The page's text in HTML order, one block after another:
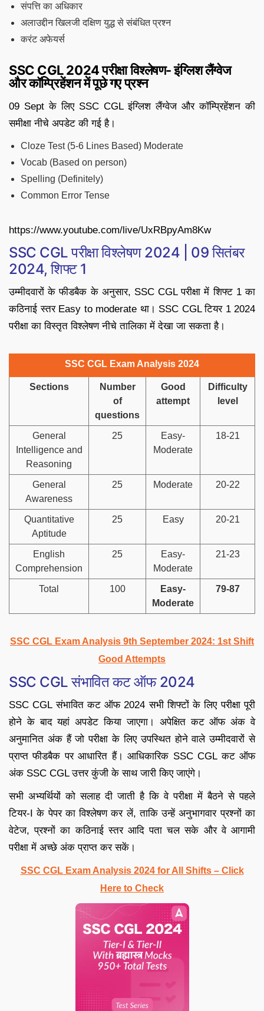
संपत्ति का अधिकार
अलाउद्दीन खिलजी दक्षिण युद्ध से संबंधित प्रश्न
करंट अफेयर्स
SSC CGL 2024 परीक्षा विश्लेषण- इंग्लिश लैंग्वेज
और कॉम्प्रिहेंशन में पूछे गए प्रश्न
09 Sept के लिए SSC CGL इंग्लिश लैंग्वेज और कॉम्प्रिहेंशन की
समीक्षा नीचे अपडेट की गई है।
Cloze Test (5-6 Lines Based) Moderate
Vocab (Based on person)
Spelling (Definitely)
Common Error Tense
https://www.youtube.com/live/UxRBpyAm8Kw
SSC CGL परीक्षा विश्लेषण 2024 | 09 सितंबर
2024, शिफ्ट 1
उम्मीदवारों के फीडबैक के अनुसार, SSC CGL परीक्षा में शिफ्ट 1 का
कठिनाई स्तर Easy to moderate था। SSC CGL टियर 1 2024
परीक्षा का विस्तृत विश्लेषण नीचे तालिका में देखा जा सकता है।
SSC CGL Exam Analysis 2024
Sections
Number
of
questions
Good
attempt
Difficulty
level
General
Intelligence and
Reasoning
25
Easy-
Moderate
18-21
General
Awareness
25 Moderate 20-22
Quantitative
Aptitude
25 Easy 20-21
English
Comprehension
25
Easy-
Moderate
21-23
Total 100
Easy-
Moderate
79-87
SSC CGL Exam Analysis 9th September 2024: 1st Shift
Good Attempts
SSC CGL संभावित कट ऑफ 2024
SSC CGL संभावित कट ऑफ 2024 सभी शिफ्टों के लिए परीक्षा पूरी
होने के बाद यहां अपडेट किया जाएगा। अपेक्षित कट ऑफ अंक वे
अनुमानित अंक हैं जो परीक्षा के लिए उपस्थित होने वाले उम्मीदवारों से
प्राप्त फीडबैक पर आधारित हैं। आधिकारिक SSC CGL कट ऑफ
अंक SSC CGL उत्तर कुंजी के साथ जारी किए जाएंगे।
सभी अभ्यर्थियों को सलाह दी जाती है कि वे परीक्षा में बैठने से पहले
टियर-I के पेपर का विश्लेषण कर लें, ताकि उन्हें अनुभागवार प्रश्नों का
वेटेज, प्रश्नों का कठिनाई स्तर आदि पता चल सके और वे आगामी
परीक्षा में अच्छे अंक प्राप्त कर सकें।
SSC CGL Exam Analysis 2024 for All Shifts – Click
Here to Check